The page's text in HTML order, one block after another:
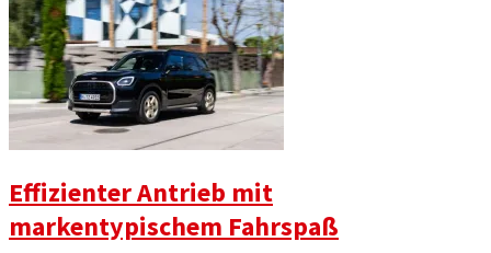
Effizienter Antrieb mit
markentypischem Fahrspaß